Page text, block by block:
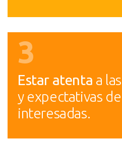
3
Estar atenta a
y expectativas
interesadas.